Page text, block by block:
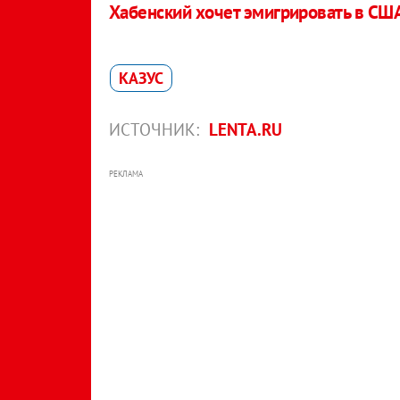
Хабенский хочет эмигрировать в
КАЗУС
ИСТОЧНИК: LENTA.RU
РЕКЛАМА